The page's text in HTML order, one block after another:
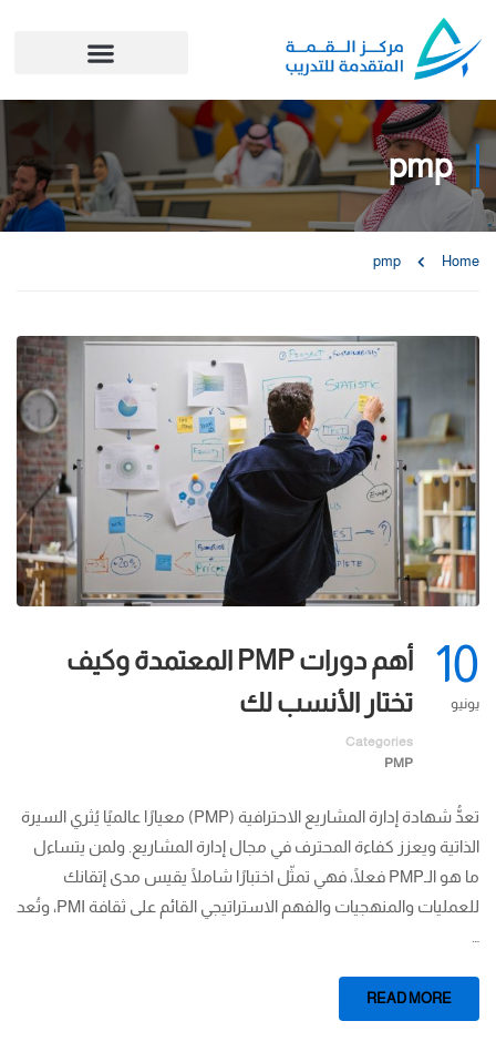
pmp
Home
pmp
10
يونيو
أهم دورات PMP المعتمدة وكيف
تختار الأنسب لك
Categories
PMP
تعدُّ شهادة إدارة المشاريع الاحترافية (PMP) معيارًا عالميًا يُثري السيرة
الذاتية ويعزز كفاءة المحترف في مجال إدارة المشاريع. ولمن يتساءل
ما هو الـPMP فعلًا، فهي تمثّل اختبارًا شاملًا يقيس مدى إتقانك
للعمليات والمنهجيات والفهم الاستراتيجي القائم على ثقافة PMI، وتُعد
READ MORE